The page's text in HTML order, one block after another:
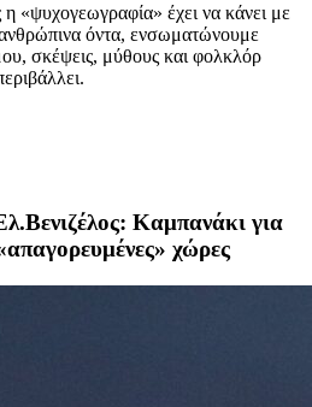
«ψυχογεωγραφία» έχει να κάνει με
όντα, ενσωματώνουμε
σκέψεις, μύθους και φολκλόρ
Kαμπανάκι για
χώρες